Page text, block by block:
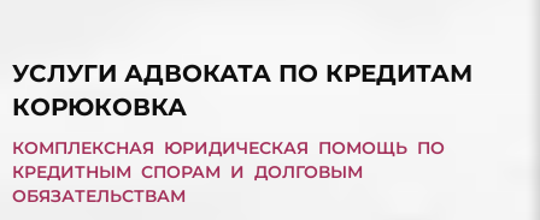
УСЛУГИ АДВОКАТА ПО КРЕДИТАМ
КОРЮКОВКА
КОМПЛЕКСНАЯ ЮРИДИЧЕСКАЯ ПОМОЩЬ ПО
КРЕДИТНЫМ СПОРАМ И ДОЛГОВЫМ
ОБЯЗАТЕЛЬСТВАМ